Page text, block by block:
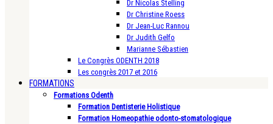
Dr Nicolas Stelling
Dr Christine Roess
Dr Jean-Luc Rannou
Dr Judith Gelfo
Marianne Sébastien
Le Congrès ODENTH 2018
Les congrès 2017 et 2016
FORMATIONS
Formations Odenth
Formation Dentisterie Holistique
Formation Homeopathie odonto-stomatologique